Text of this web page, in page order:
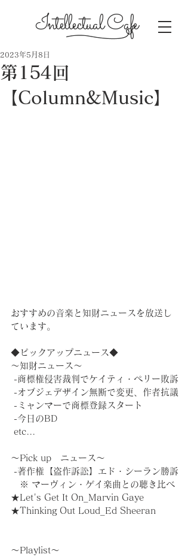
Intellectual Cafe
第154回
【Column&Music】
2023年5月8日
おすすめの音楽と知財ニュースを放送し
ています。
◆ピックアップニュース◆
～知財ニュース～
-商標権侵害裁判でケイティ・ペリー敗訴
-オブジェデザイン無断で変更、作者抗議
-ミャンマーで商標登録スタート
-今日のBD
etc...
～Pick up︎　ニュース～
-著作権【盗作訴訟】エド・シーラン勝訴
※ マーヴィン・ゲイ楽曲との聴き比べ
★Let's Get It On_Marvin Gaye
★Thinking Out Loud_Ed Sheeran
～Playlist～